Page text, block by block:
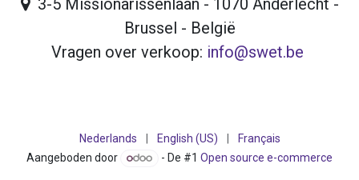
3-5 Missionarissenlaan - 1070 Anderlecht -
Brussel - België
Vragen over verkoop: info@swet.be
Nederlands English (US)
Français
Aangeboden door
- De #1Open source e-commerce